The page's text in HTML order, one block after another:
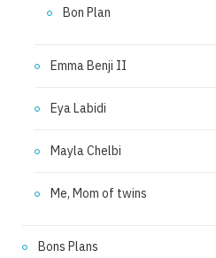
Bon Plan
Emma Benji II
Eya Labidi
Mayla Chelbi
Me, Mom of twins
Bons Plans